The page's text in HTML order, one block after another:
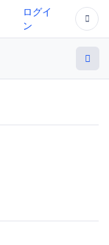
ログイ
ン